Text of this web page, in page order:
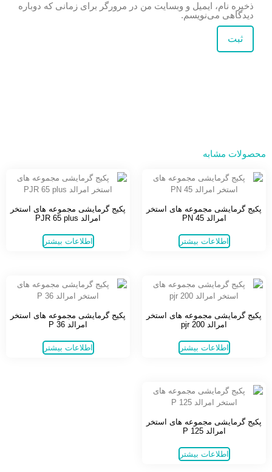
ذخیره نام، ایمیل و وبسایت من در مرورگر برای زمانی که دوباره
دیدگاهی می‌نویسم.
محصولات مشابه
پکیج گرمایشی مجموعه های استخر
امرالد PN 45
اطلاعات بیشتر
پکیج گرمایشی مجموعه های استخر
امرالد PJR 65 plus
اطلاعات بیشتر
پکیج گرمایشی مجموعه های استخر
امرالد pjr 200
اطلاعات بیشتر
پکیج گرمایشی مجموعه های استخر
امرالد P 36
اطلاعات بیشتر
پکیج گرمایشی مجموعه های استخر
امرالد P 125
اطلاعات بیشتر